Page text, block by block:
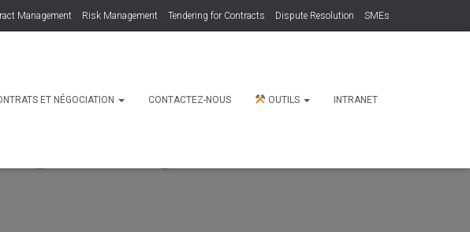
Management Risk Management Tendering for Contracts Dispute Resolution SMEs
ET NÉGOCIATION CONTACTEZ-NOUS OUTILS INTRANET